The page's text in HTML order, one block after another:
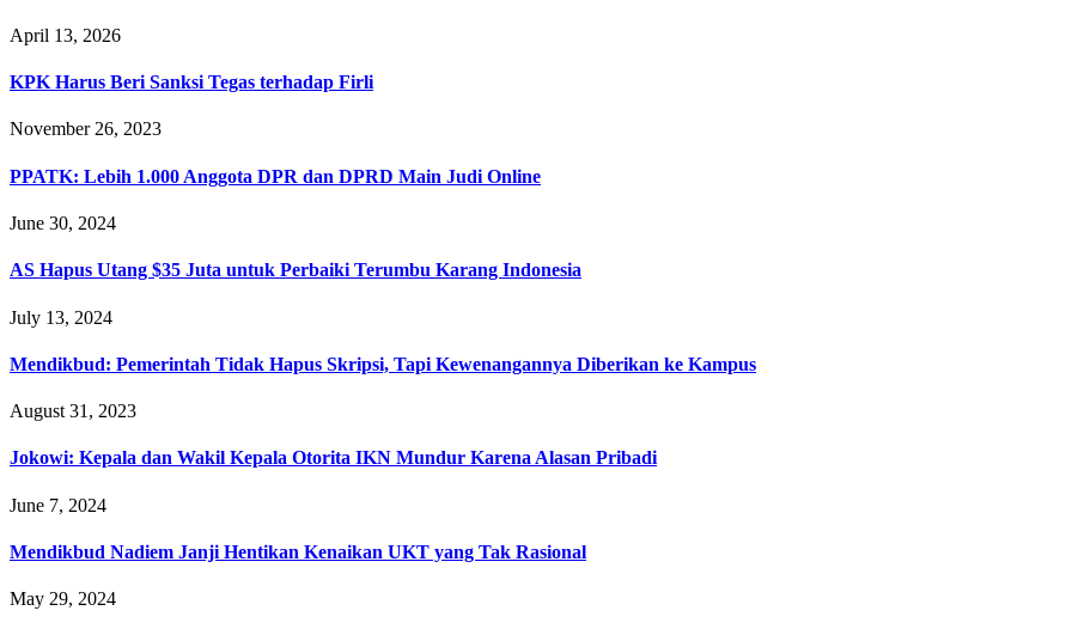
April 13, 2026
KPK Harus Beri Sanksi Tegas terhadap Firli
November 26, 2023
PPATK: Lebih 1.000 Anggota DPR dan DPRD Main Judi Online
June 30, 2024
AS Hapus Utang $35 Juta untuk Perbaiki Terumbu Karang Indonesia
July 13, 2024
Mendikbud: Pemerintah Tidak Hapus Skripsi, Tapi Kewenangannya Diberikan ke Kampus
August 31, 2023
Jokowi: Kepala dan Wakil Kepala Otorita IKN Mundur Karena Alasan Pribadi
June 7, 2024
Mendikbud Nadiem Janji Hentikan Kenaikan UKT yang Tak Rasional
May 29, 2024